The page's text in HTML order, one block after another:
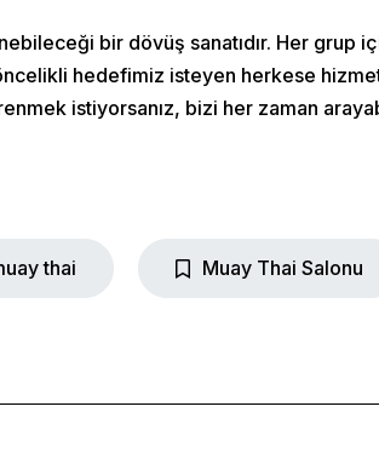
bir dövüş sanatıdır. Her grup
hedefimiz isteyen herkese
istiyorsanız, bizi her zaman
thai Muay Thai Salonu